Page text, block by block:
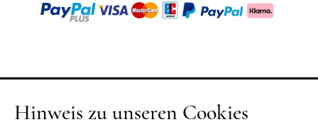
Hinweis zu unseren Cookies